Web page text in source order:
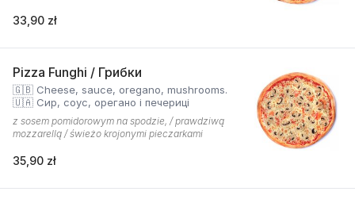
33,90 zł
Pizza Funghi / Грибки
🇬🇧 Cheese, sauce, oregano, mushrooms.
🇺🇦 Сир, соус, орегано і печериці
z sosem pomidorowym na spodzie, / prawdziwą
mozzarellą / świeżo krojonymi pieczarkami
35,90 zł